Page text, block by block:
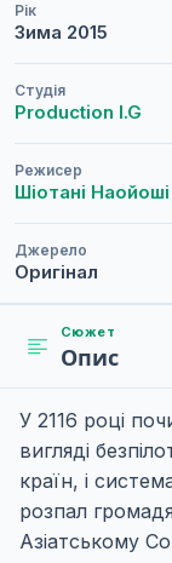
Рік
Зима 2015
Студія
Production I.G
Режисер
Шіотані Наойоші
Джерело
Оригінал
Сюжет
Опис
У 2116 році
вигляді
країн, і
розпал
Азіатському